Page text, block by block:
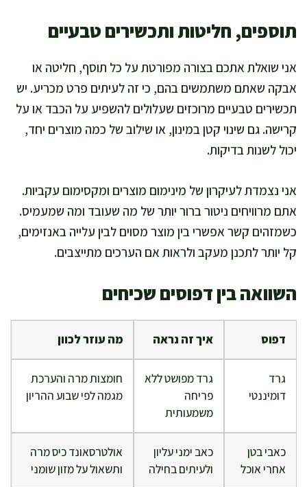
תוספים, חליטות ותכשירים טבעיים
אני שואלת אתכם בצורה מפורטת על כל תוסף, חליטה או
אבקה שאתם משתמשים בהם, כי זה לעיתים פרט מכריע. יש
תכשירים טבעיים מרוכזים שעלולים להשפיע על הכבד או על
קרישה. גם שינוי קטן במינון, או שילוב של כמה מוצרים יחד,
יכול לשנות בדיקות.
אני נצמדת לעיקרון של מינימום מוצרים ומקסימום עקביות.
אתם מרוויחים ניטור ברור יותר של מה שעובד ומה שמעמיס.
כשמזהים קשר אפשרי בין מוצר מסוים לבין עלייה באנזימים,
קל יותר לתכנן מעקב ולראות אם הערכים מתייצבים.
השוואה בין דפוסים שכיחים
דפוס איך זה נראה מה עוזר לכוון
גרד
דומיננטי
גרד מפושט ללא
פריחה
משמעותית
חומצות מרה והערכת
מגמה לפי שבוע ההריון
כאבי בטן
אחרי אוכל
כאב ימני עליון
ולעיתים בחילה
אולטרסאונד כיס מרה
ותשאול על מזון שומני